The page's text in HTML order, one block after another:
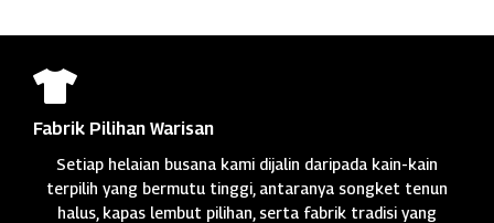

Fabrik Pilihan Warisan
Setiap helaian busana kami dijalin daripada kain-kain
terpilih yang bermutu tinggi, antaranya songket tenun
halus, kapas lembut pilihan, serta fabrik tradisi yang